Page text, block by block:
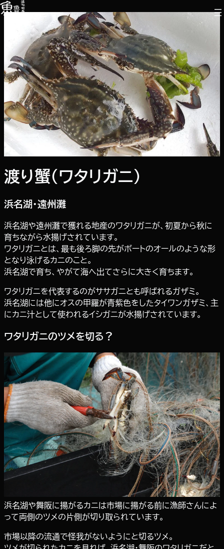
内
ッ
プ
渡り蟹（ワタリガニ）
浜名湖・遠州灘
浜名湖や遠州灘で獲れる地産のワタリガニが、初夏から秋に
育ちながら水揚げされています。
ワタリガニとは、最も後ろ脚の先がボートのオールのような形
となり泳げるカニのこと。
浜名湖で育ち、やがて海へ出てさらに大きく育ちます。
ワタリガニを代表するのがササガニとも呼ばれるガザミ。
浜名湖には他にオスの甲羅が青紫色をしたタイワンガザミ、主
にカニ汁として使われるイシガニが水揚げされています。
ワタリガニのツメを切る？
浜名湖や舞阪に揚がるカニは市場に揚がる前に漁師さんによ
って両側のツメの片側が切り取られています。
市場以降の流通で怪我がないようにと切るツメ。